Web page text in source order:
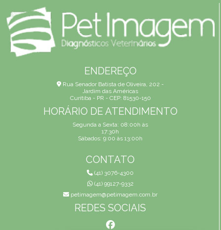
ENDEREÇO
Rua Senador Batista de Oliveira, 202 -
Jardim das Américas
Curitiba - PR - CEP: 81530-150
HORÁRIO DE ATENDIMENTO
Segunda a Sexta: 08:00h às
17:30h
Sábados: 9:00 às 13:00h
CONTATO
(41) 3076-4300
(41) 99127-9332
petimagem@petimagem.com.br
REDES SOCIAIS